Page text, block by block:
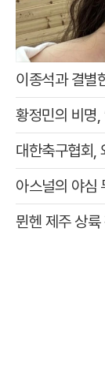
이종석과 결별
황정민의 비명
대한축구협회,
아스널의 야심
뮌헨 제주 상